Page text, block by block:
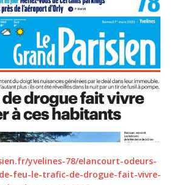
yvelines-78/elancourt-odeurs-
feu-le-trafic-de-drogue-fait-vivre-